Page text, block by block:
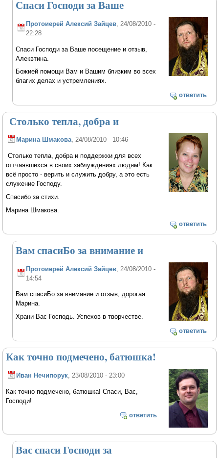
Спаси Господи за Ваше
Протоиерей Алексий Зайцев , 24/08/2010 -
22:28
Спаси Господи за Ваше посещение и отзыв,
Алеквтина.
Божией помощи Вам и Вашим близким во всех
благих делах и устремлениях.
ответить
Столько тепла, добра и
Марина Шмакова, 24/08/2010 - 10:46
Столько тепла, добра и поддержки для всех
оттчаявшихся в своих заблуждениях людям! Как
всё просто - верить и служить добру, а это есть
служение Господу.
Спасибо за стихи.
Марина Шмакова.
ответить
Вам спасиБо за внимание и
Протоиерей Алексий Зайцев , 24/08/2010 -
14:54
Вам спасиБо за внимание и отзыв, дорогая
Марина.
Храни Вас Господь. Успехов в творчестве.
ответить
Как точно подмечено, батюшка!
Иван Нечипорук, 23/08/2010 - 23:00
Как точно подмечено, батюшка! Спаси, Вас,
Господи!
ответить
Вас спаси Господи за